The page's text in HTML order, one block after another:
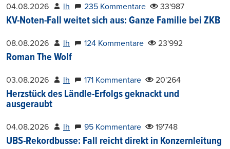
04.08.2026 lh 235 Kommentare 33'987
KV-Noten-Fall weitet sich aus: Ganze Familie bei ZKB
08.08.2026 lh 124 Kommentare 23'992
Roman The Wolf
03.08.2026 lh 171 Kommentare 20'264
Herzstück des Ländle-Erfolgs geknackt und
ausgeraubt
04.08.2026 lh 95 Kommentare 19'748
UBS-Rekordbusse: Fall reicht direkt in Konzernleitung